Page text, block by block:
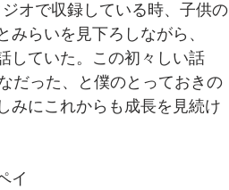
オで収録している時、子供の
らいを見下ろしながら、
していた。この初々しい話
だった、と僕のとっておきの
みにこれからも成長を見続け